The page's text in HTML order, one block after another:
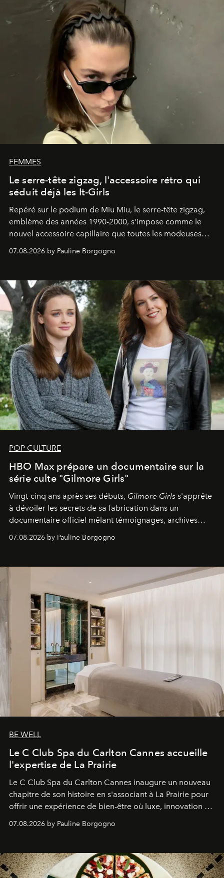
FEMMES
Le serre-tête zigzag, l'accessoire rétro qui
séduit déjà les It-Girls
Repéré sur le podium de Miu Miu, le serre-tête zigzag,
emblème des années 1990-2000, s'impose comme le
nouvel accessoire capillaire que toutes les modeuses
07.08.2026 by Pauline Borgogno
POP CULTURE
HBO Max prépare un documentaire sur la
série culte "Gilmore Girls"
Vingt-cinq ans après ses débuts, Gilmore Girls s'apprête
à dévoiler les secrets de sa fabrication dans un
documentaire officiel mêlant témoignages, archives
générationnel.
07.08.2026 by Pauline Borgogno
BE WELL
Le C Club Spa du Carlton Cannes accueille
l'expertise de La Prairie
Le C Club Spa du Carlton Cannes inaugure un nouveau
chapitre de son histoire en s'associant à La Prairie pour
offrir une expérience de bien-être où luxe, innovation et
07.08.2026 by Pauline Borgogno